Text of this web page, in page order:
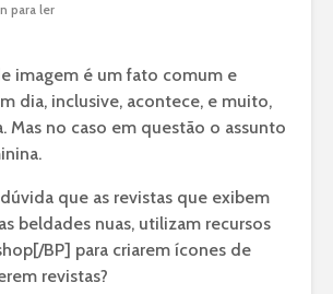
para ler
imagem é um fato comum e
dia, inclusive, acontece, e muito,
Mas no caso em questão o assunto
que as revistas que exibem
beldades nuas, utilizam recursos
BP] para criarem ícones de
revistas?